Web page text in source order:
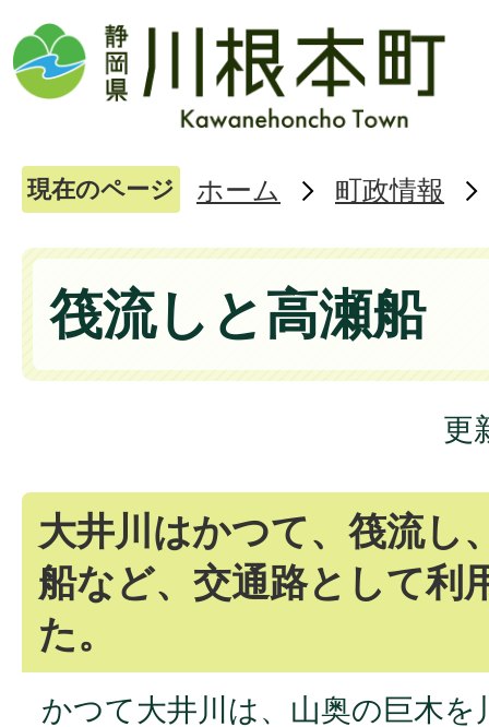
現在のページ ホーム 町政情報
筏流しと高瀬船
更
大井川はかつて、筏流し
船など、交通路として利
た。
かつて大井川は、山奥の巨木